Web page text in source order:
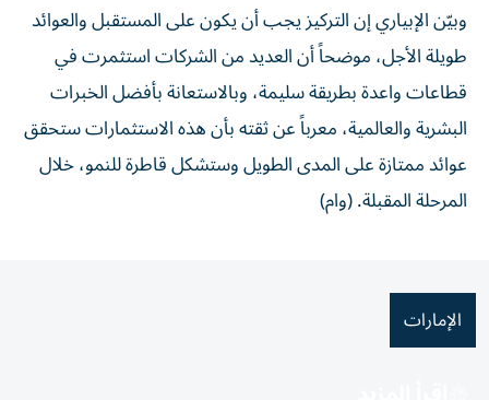
وبيّن الإبياري إن التركيز يجب أن يكون على المستقبل والعوائد
طويلة الأجل، موضحاً أن العديد من الشركات استثمرت في
قطاعات واعدة بطريقة سليمة، وبالاستعانة بأفضل الخبرات
البشرية والعالمية، معرباً عن ثقته بأن هذه الاستثمارات ستحقق
عوائد ممتازة على المدى الطويل وستشكل قاطرة للنمو، خلال
المرحلة المقبلة. (وام)
الإمارات